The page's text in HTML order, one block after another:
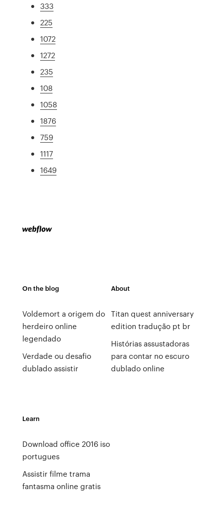
333
225
1072
1272
235
108
1058
1876
759
1117
1649
On the blog
Voldemort a origem do
herdeiro online
legendado
Verdade ou desafio
dublado assistir
About
Titan quest anniversary
edition tradução pt br
Histórias assustadoras
para contar no escuro
dublado online
Learn
Download office 2016 iso
portugues
Assistir filme trama
fantasma online gratis